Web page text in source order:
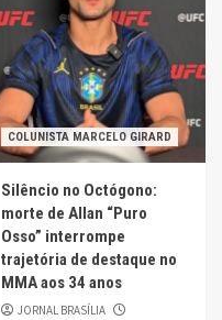
COLUNISTA MARCELO GIRARD
Silêncio no Octógono:
morte de Allan “Puro
Osso” interrompe
trajetória de destaque no
MMA aos 34 anos
JORNAL BRASÍLIA